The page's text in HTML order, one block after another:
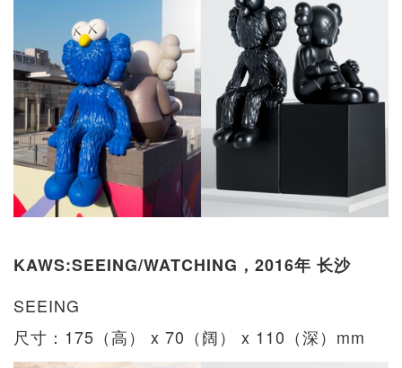
KAWS:SEEING/WATCHING，2016年 长沙
SEEING
尺寸：175（高） x 70（阔） x 110（深）mm